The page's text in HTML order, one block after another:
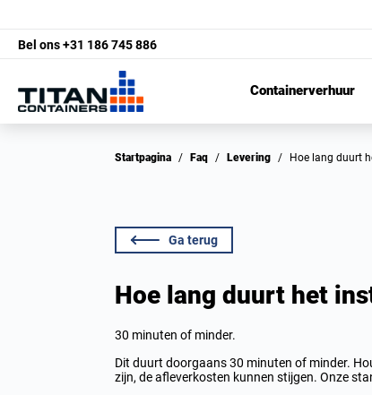
Bel ons+31 186 745 886
Containerverhuur
Startpagina / Faq / Levering / Hoe lang duurt
Ga terug
Hoe lang duurt het
30 minuten of minder.
Dit duurt doorgaans 30 minuten of minder.
zijn, de afleverkosten kunnen stijgen. Onze